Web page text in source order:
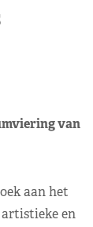
van
aan het
en